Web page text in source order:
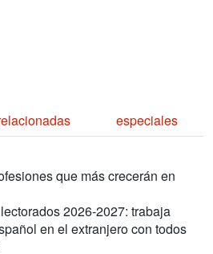
especiales
que más crecerán en
2026-2027: trabaja
en el extranjero con todos